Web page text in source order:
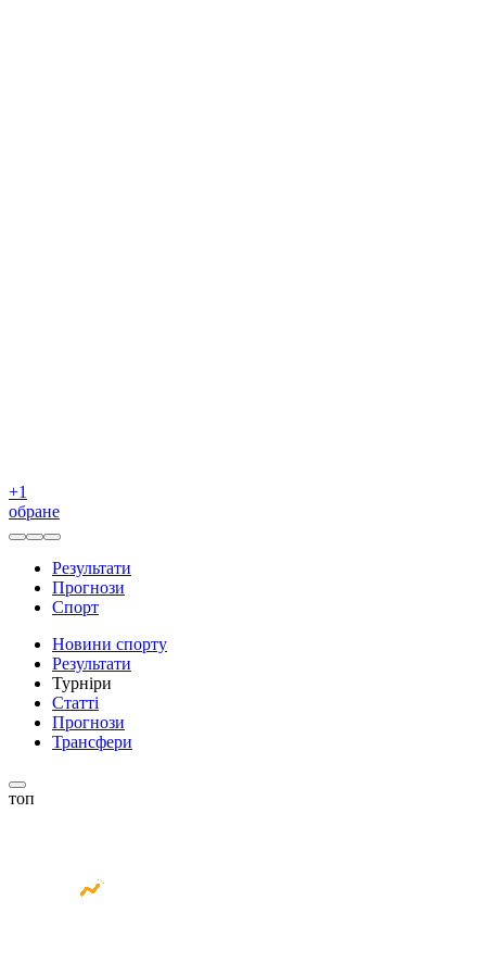
+1
обране
Результати
Прогнози
Спорт
Новини спорту
Результати
Турніри
Статті
Прогнози
Трансфери
топ